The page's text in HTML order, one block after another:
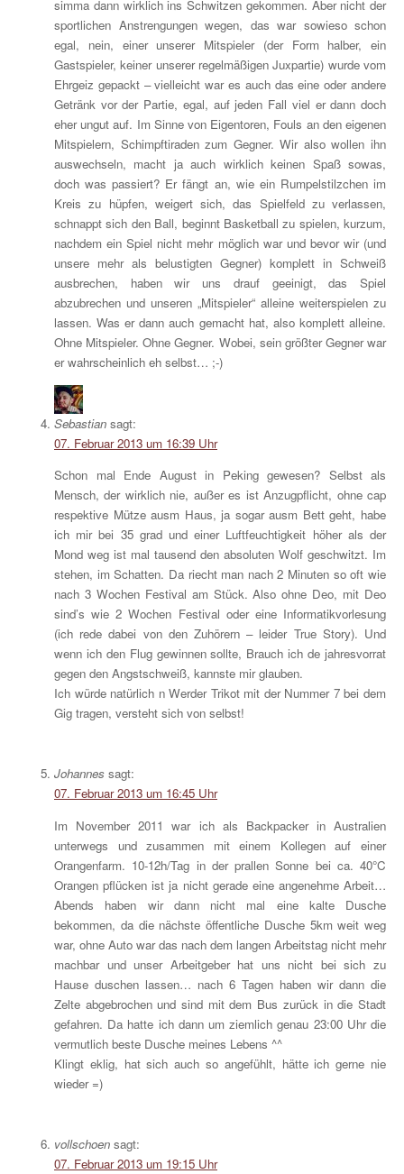
simma dann wirklich ins Schwitzen gekommen. Aber nicht der
sportlichen Anstrengungen wegen, das war sowieso schon
egal, nein, einer unserer Mitspieler (der Form halber, ein
Gastspieler, keiner unserer regelmäßigen Juxpartie) wurde vom
Ehrgeiz gepackt – vielleicht war es auch das eine oder andere
Getränk vor der Partie, egal, auf jeden Fall viel er dann doch
eher ungut auf. Im Sinne von Eigentoren, Fouls an den eigenen
Mitspielern, Schimpftiraden zum Gegner. Wir also wollen ihn
auswechseln, macht ja auch wirklich keinen Spaß sowas,
doch was passiert? Er fängt an, wie ein Rumpelstilzchen im
Kreis zu hüpfen, weigert sich, das Spielfeld zu verlassen,
schnappt sich den Ball, beginnt Basketball zu spielen, kurzum,
nachdem ein Spiel nicht mehr möglich war und bevor wir (und
unsere mehr als belustigten Gegner) komplett in Schweiß
ausbrechen, haben wir uns drauf geeinigt, das Spiel
abzubrechen und unseren „Mitspieler“ alleine weiterspielen zu
lassen. Was er dann auch gemacht hat, also komplett alleine.
Ohne Mitspieler. Ohne Gegner. Wobei, sein größter Gegner war
er wahrscheinlich eh selbst… ;-)
Sebastian sagt:
07. Februar 2013 um 16:39 Uhr
Schon mal Ende August in Peking gewesen? Selbst als
Mensch, der wirklich nie, außer es ist Anzugpflicht, ohne cap
respektive Mütze ausm Haus, ja sogar ausm Bett geht, habe
ich mir bei 35 grad und einer Luftfeuchtigkeit höher als der
Mond weg ist mal tausend den absoluten Wolf geschwitzt. Im
stehen, im Schatten. Da riecht man nach 2 Minuten so oft wie
nach 3 Wochen Festival am Stück. Also ohne Deo, mit Deo
sind’s wie 2 Wochen Festival oder eine Informatikvorlesung
(ich rede dabei von den Zuhörern – leider True Story). Und
wenn ich den Flug gewinnen sollte, Brauch ich de jahresvorrat
gegen den Angstschweiß, kannste mir glauben.
Ich würde natürlich n Werder Trikot mit der Nummer 7 bei dem
Gig tragen, versteht sich von selbst!
Johannes sagt:
07. Februar 2013 um 16:45 Uhr
Im November 2011 war ich als Backpacker in Australien
unterwegs und zusammen mit einem Kollegen auf einer
Orangenfarm. 10-12h/Tag in der prallen Sonne bei ca. 40°C
Orangen pflücken ist ja nicht gerade eine angenehme Arbeit…
Abends haben wir dann nicht mal eine kalte Dusche
bekommen, da die nächste öffentliche Dusche 5km weit weg
war, ohne Auto war das nach dem langen Arbeitstag nicht mehr
machbar und unser Arbeitgeber hat uns nicht bei sich zu
Hause duschen lassen… nach 6 Tagen haben wir dann die
Zelte abgebrochen und sind mit dem Bus zurück in die Stadt
gefahren. Da hatte ich dann um ziemlich genau 23:00 Uhr die
vermutlich beste Dusche meines Lebens ^^
Klingt eklig, hat sich auch so angefühlt, hätte ich gerne nie
wieder =)
vollschoen sagt:
07. Februar 2013 um 19:15 Uhr